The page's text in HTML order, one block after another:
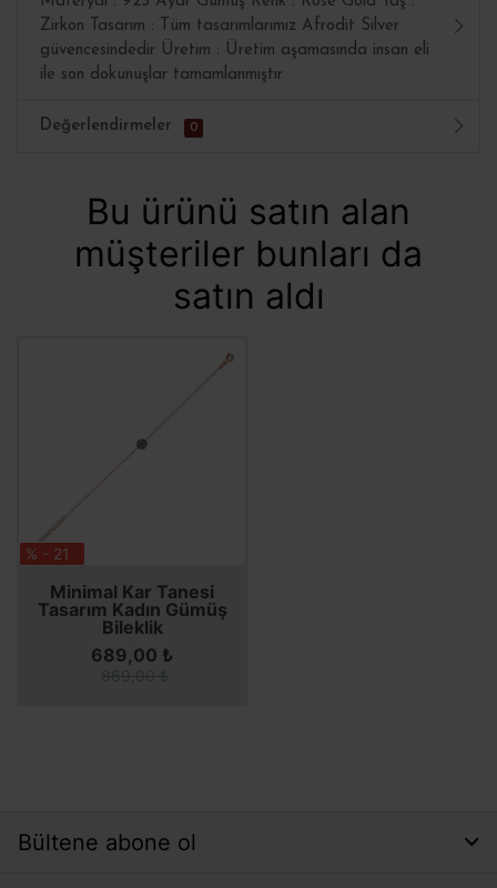
Zirkon Tasarım : Tüm tasarımlarımız Afrodit Silver
güvencesindedir Üretim : Üretim aşamasında insan eli
ile son dokunuşlar tamamlanmıştır
Değerlendirmeler 0
Bu ürünü satın alan
müşteriler bunları da
satın aldı
% - 21
Minimal Kar Tanesi
Tasarım Kadın Gümüş
Bileklik
689,00 ₺
Bültene abone ol